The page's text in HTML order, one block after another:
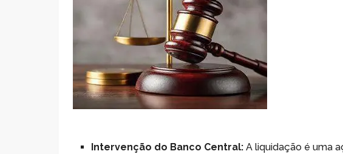
Intervenção do Banco Central: A liquidação é uma